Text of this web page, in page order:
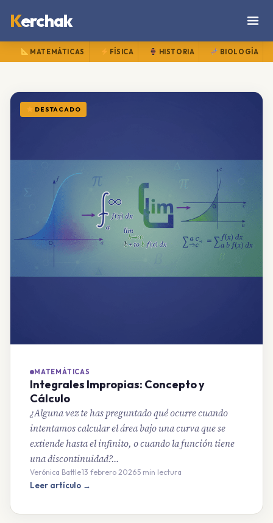
Kerchak
MATEMÁTICAS FÍSICA HISTORIA BIOLOGÍA
DESTACADO
MATEMÁTICAS
Integrales Impropias: Concepto y
Cálculo
¿Alguna vez te has preguntado qué ocurre cuando
intentamos calcular el área bajo una curva que se
extiende hasta el infinito, o cuando la función tiene
una discontinuidad?…
Verónica Battle·13 febrero 2026·5 min lectura
Leer artículo →